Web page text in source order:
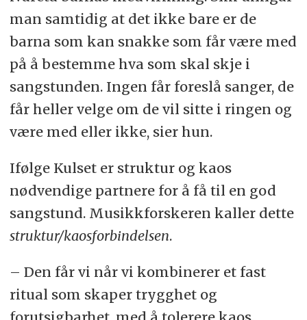
man samtidig at det ikke bare er de
barna som kan snakke som får være med
på å bestemme hva som skal skje i
sangstunden. Ingen får foreslå sanger, de
får heller velge om de vil sitte i ringen og
være med eller ikke, sier hun.
Ifølge Kulset er struktur og kaos
nødvendige partnere for å få til en god
sangstund. Musikkforskeren kaller dette
struktur/kaosforbindelsen.
– Den får vi når vi kombinerer et fast
ritual som skaper trygghet og